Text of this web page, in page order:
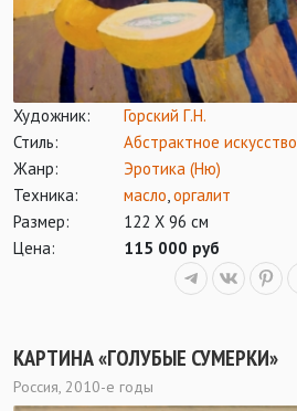
Художник:
Горский Г.Н.
Стиль:
Абстрактное искусство
Жанр:
Эротика (Ню)
Техника:
масло оргалит
Размер:
122 Х 96 см
Цена:
115 000 руб
КАРТИНА «ГОЛУБЫЕ СУМЕРКИ»
Россия, 2010-е годы